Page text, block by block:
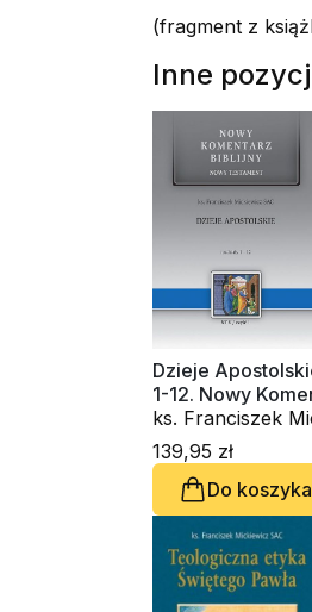
(fragment z
Inne
Dzieje
1-12. Nowy
Biblijny. Tom V
ks. Franciszek
SAC
139,95 zł
Do koszyka